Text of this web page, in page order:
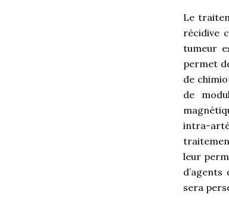
Le
récidive
tumeur
permet
de
de
intra-
leur
sera